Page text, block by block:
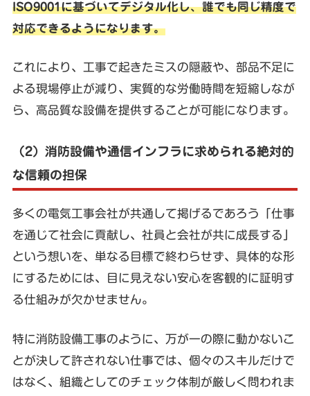
ISO9001に基づいてデジタル化し、誰でも同じ精度で
対応できるようになります。
これにより、工事で起きたミスの隠蔽や、部品不足に
よる現場停止が減り、実質的な労働時間を短縮しなが
ら、高品質な設備を提供することが可能になります。
（2）消防設備や通信インフラに求められる絶対的
な信頼の担保
多くの電気工事会社が共通して掲げるであろう「仕事
を通じて社会に貢献し、社員と会社が共に成長する」
という想いを、単なる目標で終わらせず、具体的な形
にするためには、目に見えない安心を客観的に証明す
る仕組みが欠かせません。
特に消防設備工事のように、万が一の際に動かないこ
とが決して許されない仕事では、個々のスキルだけで
はなく、組織としてのチェック体制が厳しく問われま